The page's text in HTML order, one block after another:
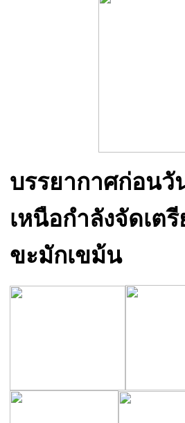
บรรยากาศก่อนวั
เหนือกำลังจัดเต
ขะมักเขม้น